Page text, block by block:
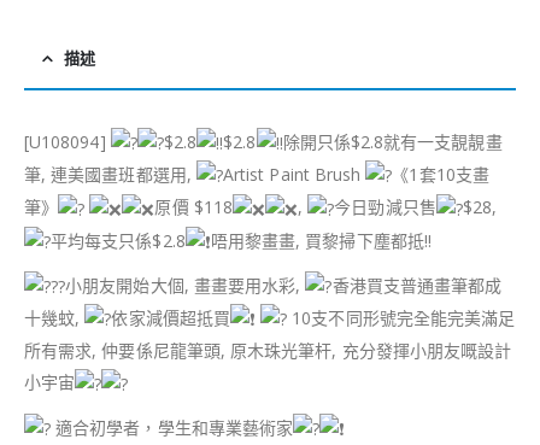
描述
[U108094] $2.8 $2.8
除開只係$2.8就有一支靚靚畫
筆, 連美國畫班都選用,
Artist Paint Brush
《1套10支畫
筆》
原價 $118 , 今日勁減只售
$28,
平均每支只係$2.8
唔用黎畫畫, 買黎掃下塵都抵!!
小朋友開始大個, 畫畫要用水彩,
香港買支普通畫筆都成
十幾蚊,
依家減價超抵買
10支不同形號完全能完美滿足
所有需求, 仲要係尼龍筆頭, 原木珠光筆杆, 充分發揮小朋友嘅設計
小宇宙
適合初學者，學生和專業藝術家